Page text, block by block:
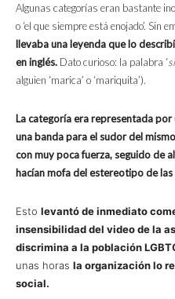
Algunas categorías eran bastante
o ‘el que siempre está enojado’. Sin
llevaba una leyenda que lo
en inglés. Dato curioso: la palabra ‘
alguien ‘marica’ o ‘mariquita’).
La categoría era representada
una banda para el sudor del
con muy poca fuerza, seguido de
hacían mofa del estereotipo de las
Esto levantó de inmediato
insensibilidad del video de la
discrimina a la población
unas horas la organización lo
social.